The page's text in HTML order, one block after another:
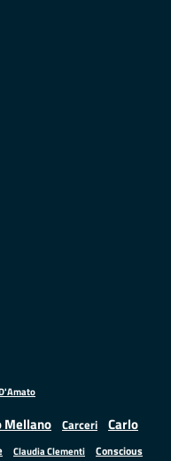
Mellano Carceri
Carlo
Claudia Clementi Conscious